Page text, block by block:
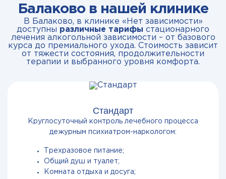
Балаково в нашей клинике
В Балаково, в клинике «Нет зависимости»
доступны различные тарифы стационарного
лечения алкогольной зависимости – от базового
курса до премиального ухода. Стоимость зависит
от тяжести состояния, продолжительности
терапии и выбранного уровня комфорта.
Стандарт
Круглосуточный контроль лечебного процесса
дежурным психиатром-наркологом:
Трехразовое питание;
Общий душ и туалет;
Комната отдыха и досуга;